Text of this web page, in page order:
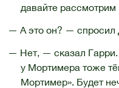
давайте рассмотрим
— А это он? — спросил
— Нет, — сказал
у Мортимера тоже
Мортимер». Будет